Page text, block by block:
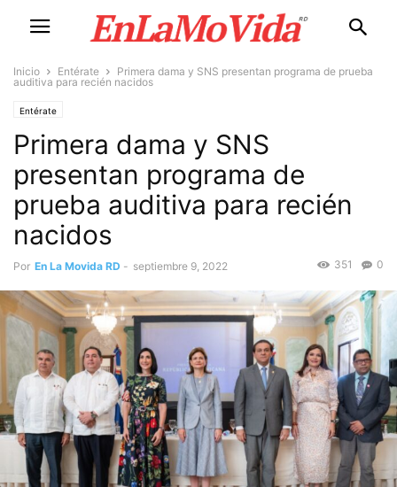
Inicio Entérate
Primera dama y SNS presentan programa de prueba
auditiva para recién nacidos
Entérate
Primera dama y SNS
presentan programa de
prueba auditiva para recién
nacidos
Por En La Movida RD - septiembre 9, 2022 0
351